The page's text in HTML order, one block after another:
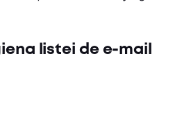
listei de e-mail